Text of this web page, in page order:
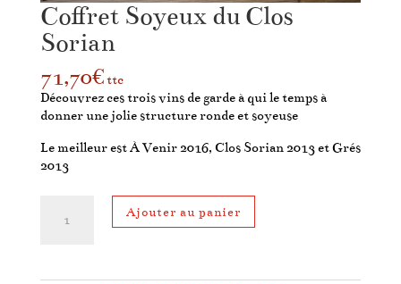
Coffret Soyeux du Clos
Sorian
71,70€ttc
Découvrez ces trois vins de garde à qui le temps à
donner une jolie structure ronde et soyeuse
Le meilleur est À Venir 2016, Clos Sorian 2013 et Grés
2013
Ajouter au panier